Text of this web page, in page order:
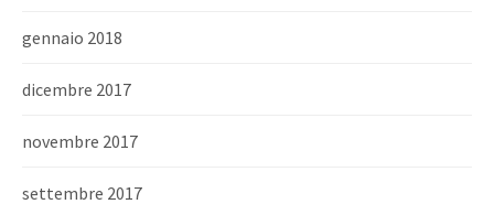
gennaio 2018
dicembre 2017
novembre 2017
settembre 2017